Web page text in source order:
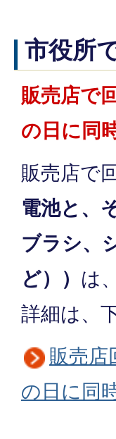
市役所
販売店で
の日に同
販売店で
電池と、
ブラシ、
ど）） は
詳細は、
販売店
の日に同